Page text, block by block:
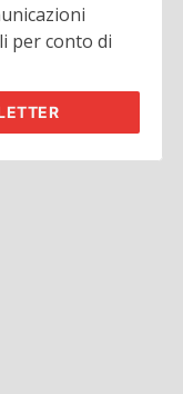
per conto di